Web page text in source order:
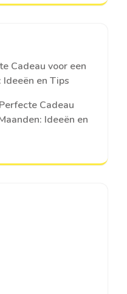
Cadeau voor een
Ideeën en Tips
Cadeau
Ideeën en